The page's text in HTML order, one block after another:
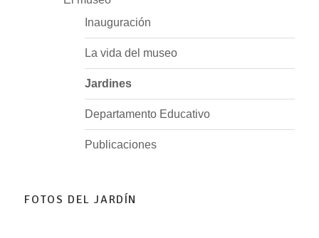
Inauguración
La vida del museo
Jardines
Departamento Educativo
Publicaciones
FOTOS DEL JARDÍN